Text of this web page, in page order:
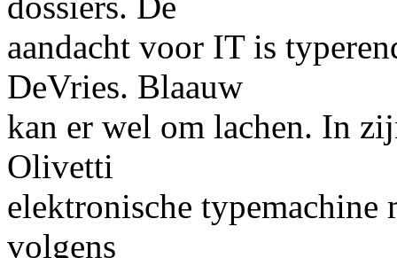
aandacht voor IT is
DeVries. Blaauw
kan er wel om lachen. In
Olivetti
elektronische typemachine
volgens